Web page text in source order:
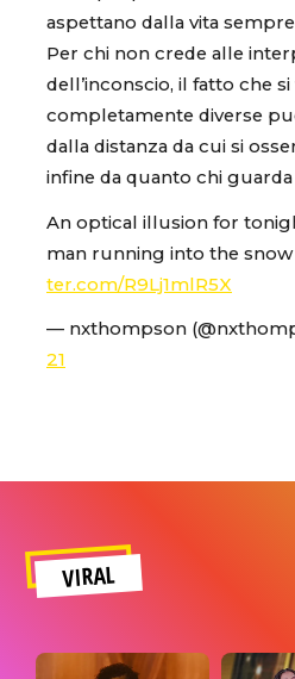
aspettano dalla vita
Per chi non crede alle
dell’inconscio, il fatto che
completamente diverse
dalla distanza da cui si
infine da quanto chi guarda
An optical illusion for
man running into the
ter.com/R9Lj1mlR5X
— nxthompson
21
VIRAL